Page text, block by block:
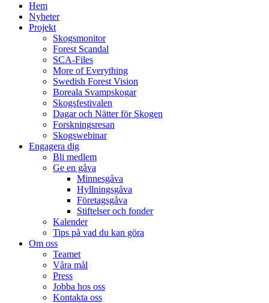
Hem
Nyheter
Projekt
Skogsmonitor
Forest Scandal
SCA-Files
More of Everything
Swedish Forest Vision
Boreala Svampskogar
Skogsfestivalen
Dagar och Nätter för Skogen
Forskningsresan
Skogswebinar
Engagera dig
Bli medlem
Ge en gåva
Minnesgåva
Hyllningsgåva
Företagsgåva
Stiftelser och fonder
Kalender
Tips på vad du kan göra
Om oss
Teamet
Våra mål​
Press
Jobba hos oss
Kontakta oss